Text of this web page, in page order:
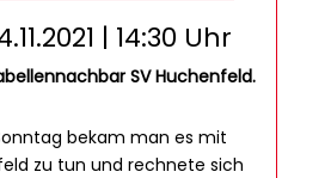
| 14:30 Uhr
SV Huchenfeld.
bekam man es mit
zu tun und rechnete sich